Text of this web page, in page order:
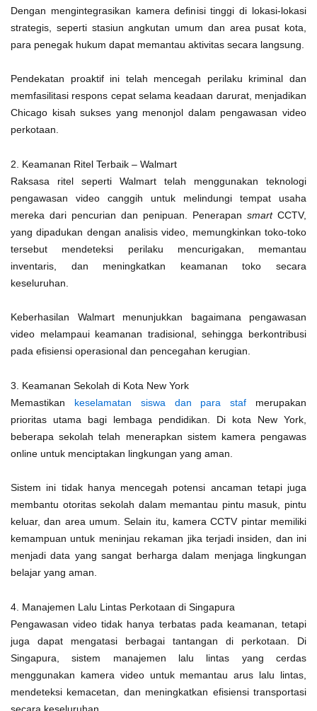
Dengan mengintegrasikan kamera definisi tinggi di lokasi-lokasi
strategis, seperti stasiun angkutan umum dan area pusat kota,
para penegak hukum dapat memantau aktivitas secara langsung.
Pendekatan proaktif ini telah mencegah perilaku kriminal dan
memfasilitasi respons cepat selama keadaan darurat, menjadikan
Chicago kisah sukses yang menonjol dalam pengawasan video
perkotaan.
2. Keamanan Ritel Terbaik – Walmart
Raksasa ritel seperti Walmart telah menggunakan teknologi
pengawasan video canggih untuk melindungi tempat usaha
mereka dari pencurian dan penipuan. Penerapan smart CCTV,
yang dipadukan dengan analisis video, memungkinkan toko-toko
tersebut mendeteksi perilaku mencurigakan, memantau
inventaris, dan meningkatkan keamanan toko secara
keseluruhan.
Keberhasilan Walmart menunjukkan bagaimana pengawasan
video melampaui keamanan tradisional, sehingga berkontribusi
pada efisiensi operasional dan pencegahan kerugian.
3. Keamanan Sekolah di Kota New York
Memastikan keselamatan siswa dan para staf merupakan
prioritas utama bagi lembaga pendidikan. Di kota New York,
beberapa sekolah telah menerapkan sistem kamera pengawas
online untuk menciptakan lingkungan yang aman.
Sistem ini tidak hanya mencegah potensi ancaman tetapi juga
membantu otoritas sekolah dalam memantau pintu masuk, pintu
keluar, dan area umum. Selain itu, kamera CCTV pintar memiliki
kemampuan untuk meninjau rekaman jika terjadi insiden, dan ini
menjadi data yang sangat berharga dalam menjaga lingkungan
belajar yang aman.
4. Manajemen Lalu Lintas Perkotaan di Singapura
Pengawasan video tidak hanya terbatas pada keamanan, tetapi
juga dapat mengatasi berbagai tantangan di perkotaan. Di
Singapura, sistem manajemen lalu lintas yang cerdas
menggunakan kamera video untuk memantau arus lalu lintas,
mendeteksi kemacetan, dan meningkatkan efisiensi transportasi